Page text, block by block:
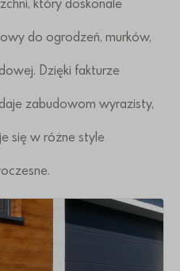
który doskonale
do ogrodzeń, murków,
Dzięki fakturze
zabudowom wyrazisty,
się w różne style